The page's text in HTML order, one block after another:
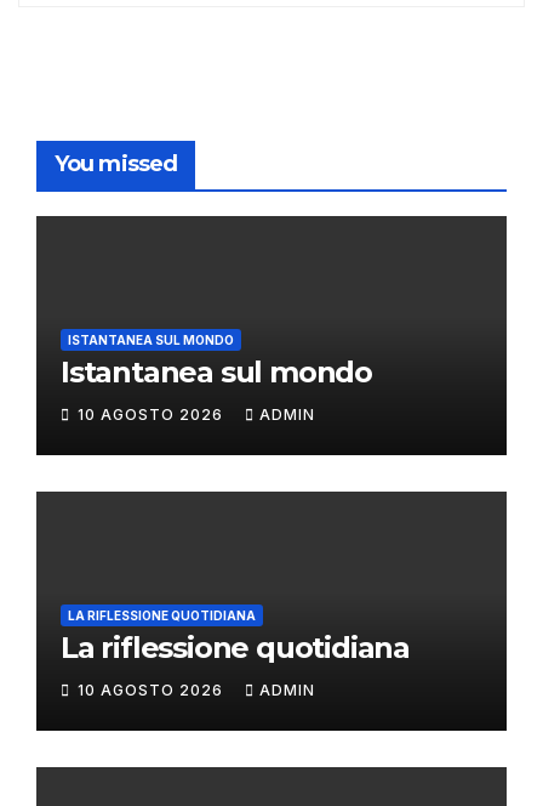
You missed
ISTANTANEA SUL MONDO
Istantanea sul mondo
10 AGOSTO 2026 ADMIN
LA RIFLESSIONE QUOTIDIANA
La riflessione quotidiana
10 AGOSTO 2026 ADMIN